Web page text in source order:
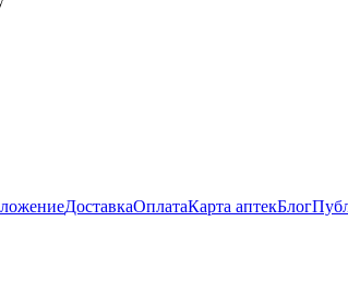
ДоставкаОплатаКарта аптекБлог